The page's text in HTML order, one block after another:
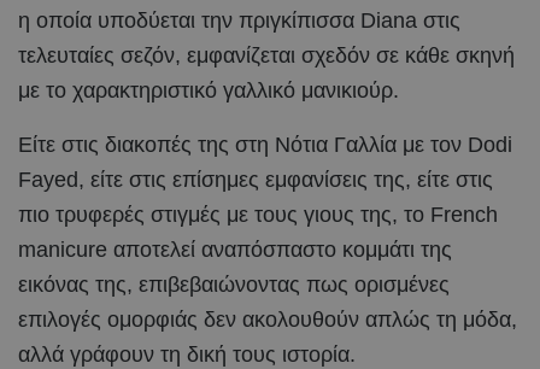
η οποία υποδύεται την πριγκίπισσα Diana στις
τελευταίες σεζόν, εμφανίζεται σχεδόν σε κάθε σκηνή
με το χαρακτηριστικό γαλλικό μανικιούρ.
Είτε στις διακοπές της στη Νότια Γαλλία με τον Dodi
Fayed, είτε στις επίσημες εμφανίσεις της, είτε στις
πιο τρυφερές στιγμές με τους γιους της, το French
manicure αποτελεί αναπόσπαστο κομμάτι της
εικόνας της, επιβεβαιώνοντας πως ορισμένες
επιλογές ομορφιάς δεν ακολουθούν απλώς τη μόδα,
αλλά γράφουν τη δική τους ιστορία.